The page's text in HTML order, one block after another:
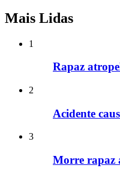
Mais Lidas
1
Rapaz
2
Acidente
3
Morre rapaz